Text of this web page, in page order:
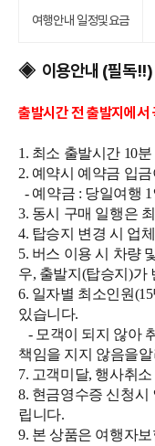
여행안내 일정및요금
◈이용안내 (필독!!)
출발시간 전 출발지에서
1. 최소 출발시간 10
2. 예약시 예약금 입
- 예약금 : 당일여행
3. 동시 구매 일행은
4. 탑승지 변경 시 업
5. 버스 이용 시 차량
우, 출발지(탑승지)가
6. 일자별 최소인원
있습니다.
- 모객이 되지 않아
책임을 지지 않음을
7. 고객미달, 행사취
8. 현금영수증 신청시
립니다.
9. 본 상품은 여행자